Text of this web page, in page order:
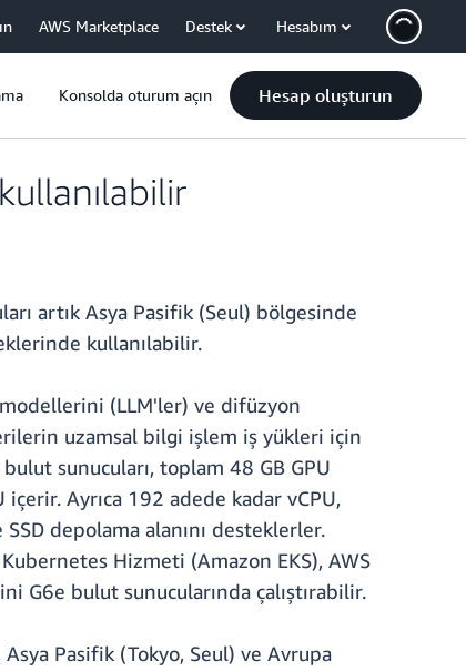
AWS Marketplace Destek Hesabım
Konsolda oturum açın Hesap oluşturun
artık Asya Pasifik (Seul) bölgesinde
kullanılabilir.
(LLM'ler) ve difüzyon
uzamsal bilgi işlem iş yükleri için
sunucuları, toplam 48 GB GPU
Ayrıca 192 adede kadar vCPU,
depolama alanını desteklerler.
Hizmeti (Amazon EKS), AWS
G6e bulut sunucularında çalıştırabilir.
Pasifik (Tokyo, Seul) ve Avrupa